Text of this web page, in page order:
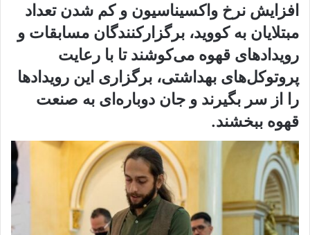
افزایش نرخ واکسیناسیون و کم شدن تعداد
مبتلایان به کووید، برگزارکنندگان مسابقات و
رویدادهای قهوه می‌کوشند تا با رعایت
پروتوکل‌های بهداشتی، برگزاری این رویدادها
را از سر بگیرند و جان دوباره‌ای به صنعت
قهوه ببخشند.